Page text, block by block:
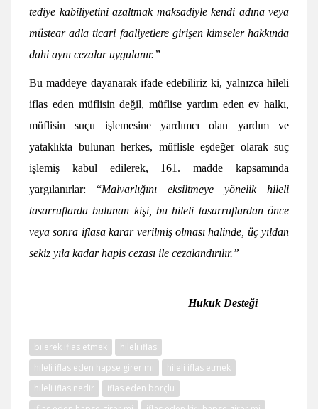
tediye kabiliyetini azaltmak maksadiyle kendi adına veya
müstear adla ticari faaliyetlere girişen kimseler hakkında
dahi aynı cezalar uygulanır.”
Bu maddeye dayanarak ifade edebiliriz ki, yalnızca hileli
iflas eden müflisin değil, müflise yardım eden ev halkı,
müflisin suçu işlemesine yardımcı olan yardım ve
yataklıkta bulunan herkes, müflisle eşdeğer olarak suç
işlemiş kabul edilerek, 161. madde kapsamında
yargılanırlar: “Malvarlığını eksiltmeye yönelik hileli
tasarruflarda bulunan kişi, bu hileli tasarruflardan önce
veya sonra iflasa karar verilmiş olması halinde, üç yıldan
sekiz yıla kadar hapis cezası ile cezalandırılır.”
Hukuk Desteği
bilerek iflas etmek
hileli iflas
hileli iflas eden hapse girer mi
hileli iflas etmek
hileli iflas nedir
iflas eden borçlu